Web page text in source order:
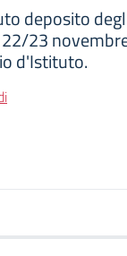
deposito
23
d'Istituto.